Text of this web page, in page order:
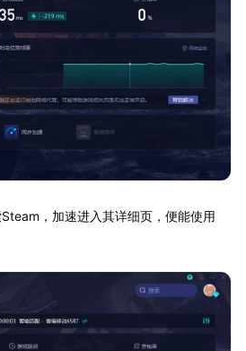
，加速进入其详细页，便能使用